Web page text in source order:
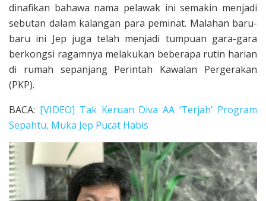
dinafikan bahawa nama pelawak ini semakin menjadi
sebutan dalam kalangan para peminat. Malahan baru-
baru ini Jep juga telah menjadi tumpuan gara-gara
berkongsi ragamnya melakukan beberapa rutin harian
di rumah sepanjang Perintah Kawalan Pergerakan
(PKP).
BACA: [VIDEO] Tak Keruan Diva AA ‘Terjah’ Program
Sepahtu, Muka Jep Pucat Habis